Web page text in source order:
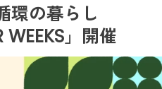
環の暮らし
WEEKS」開催